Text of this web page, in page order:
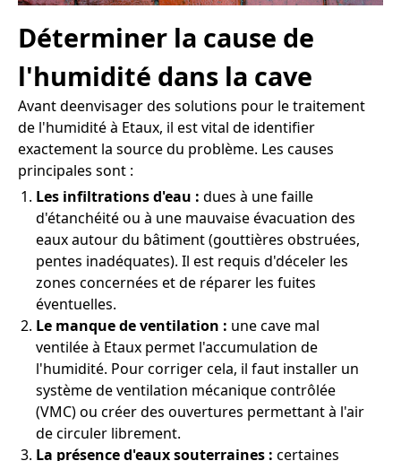
Déterminer la cause de
l'humidité dans la cave
Avant deenvisager des solutions pour le traitement
de l'humidité à Etaux, il est vital de identifier
exactement la source du problème. Les causes
principales sont :
Les infiltrations d'eau : dues à une faille
d'étanchéité ou à une mauvaise évacuation des
eaux autour du bâtiment (gouttières obstruées,
pentes inadéquates). Il est requis d'déceler les
zones concernées et de réparer les fuites
éventuelles.
Le manque de ventilation : une cave mal
ventilée à Etaux permet l'accumulation de
l'humidité. Pour corriger cela, il faut installer un
système de ventilation mécanique contrôlée
(VMC) ou créer des ouvertures permettant à l'air
de circuler librement.
La présence d'eaux souterraines : certaines